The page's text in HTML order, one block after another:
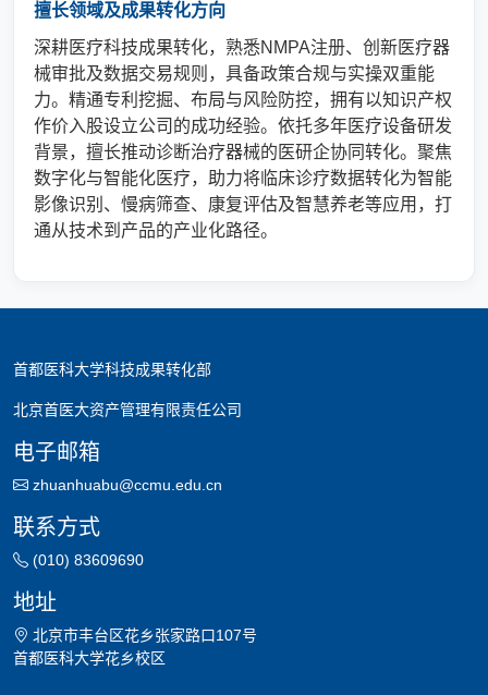
擅长领域及成果转化方向
深耕医疗科技成果转化，熟悉NMPA注册、创新医疗器
械审批及数据交易规则，具备政策合规与实操双重能
力。精通专利挖掘、布局与风险防控，拥有以知识产权
作价入股设立公司的成功经验。依托多年医疗设备研发
背景，擅长推动诊断治疗器械的医研企协同转化。聚焦
数字化与智能化医疗，助力将临床诊疗数据转化为智能
影像识别、慢病筛查、康复评估及智慧养老等应用，打
通从技术到产品的产业化路径。
首都医科大学科技成果转化部
北京首医大资产管理有限责任公司
电子邮箱
zhuanhuabu@ccmu.edu.cn
联系方式
(010) 83609690
地址
北京市丰台区花乡张家路口107号
首都医科大学花乡校区